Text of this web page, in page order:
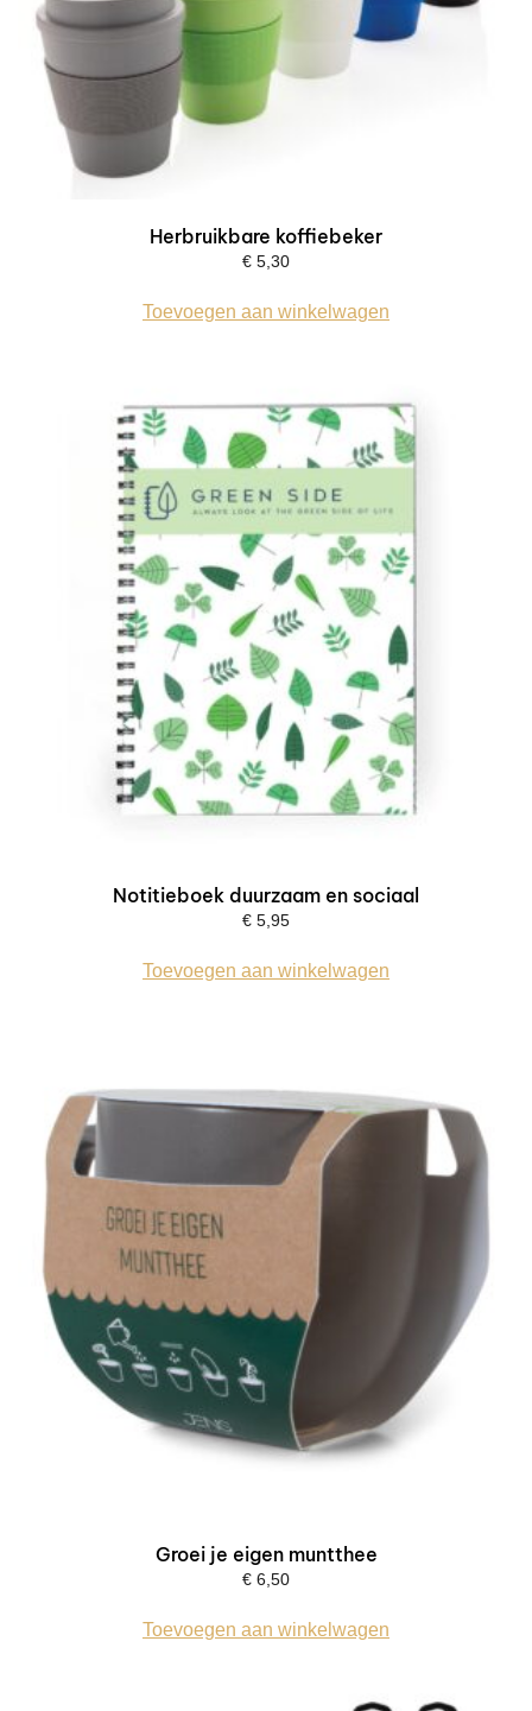
Herbruikbare koffiebeker
€ 5,30
Toevoegen aan winkelwagen
Notitieboek duurzaam en sociaal
€ 5,95
Toevoegen aan winkelwagen
Groei je eigen muntthee
€ 6,50
Toevoegen aan winkelwagen